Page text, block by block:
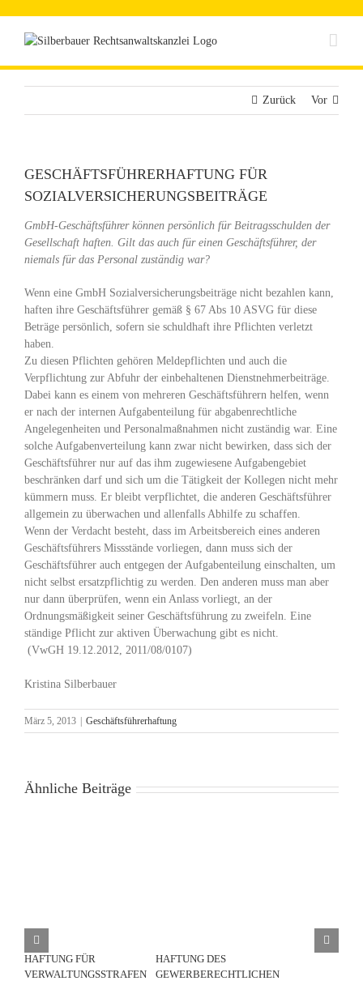
springen
Zurück Vor
GESCHÄFTSFÜHRERHAFTUNG FÜR
SOZIALVERSICHERUNGSBEITRÄGE
GmbH-Geschäftsführer können persönlich für Beitragsschulden der
Gesellschaft haften. Gilt das auch für einen Geschäftsführer, der
niemals für das Personal zuständig war?
Wenn eine GmbH Sozialversicherungsbeiträge nicht bezahlen kann,
haften ihre Geschäftsführer gemäß § 67 Abs 10 ASVG für diese
Beträge persönlich, sofern sie schuldhaft ihre Pflichten verletzt
haben.
Zu diesen Pflichten gehören Meldepflichten und auch die
Verpflichtung zur Abfuhr der einbehaltenen Dienstnehmerbeiträge.
Dabei kann es einem von mehreren Geschäftsführern helfen, wenn
er nach der internen Aufgabenteilung für abgabenrechtliche
Angelegenheiten und Personalmaßnahmen nicht zuständig war. Eine
solche Aufgabenverteilung kann zwar nicht bewirken, dass sich der
Geschäftsführer nur auf das ihm zugewiesene Aufgabengebiet
beschränken darf und sich um die Tätigkeit der Kollegen nicht mehr
kümmern muss. Er bleibt verpflichtet, die anderen Geschäftsführer
allgemein zu überwachen und allenfalls Abhilfe zu schaffen.
Wenn der Verdacht besteht, dass im Arbeitsbereich eines anderen
Geschäftsführers Missstände vorliegen, dann muss sich der
Geschäftsführer auch entgegen der Aufgabenteilung einschalten, um
nicht selbst ersatzpflichtig zu werden. Den anderen muss man aber
nur dann überprüfen, wenn ein Anlass vorliegt, an der
Ordnungsmäßigkeit seiner Geschäftsführung zu zweifeln. Eine
ständige Pflicht zur aktiven Überwachung gibt es nicht.
(VwGH 19.12.2012, 2011/08/0107)
Kristina Silberbauer
März 5, 2013 Geschäftsführerhaftung
Ähnliche Beiträge
HAFTUNG FÜR
VERWALTUNGSSTRAFEN
HAFTUNG DES
GEWERBERECHTLICHEN